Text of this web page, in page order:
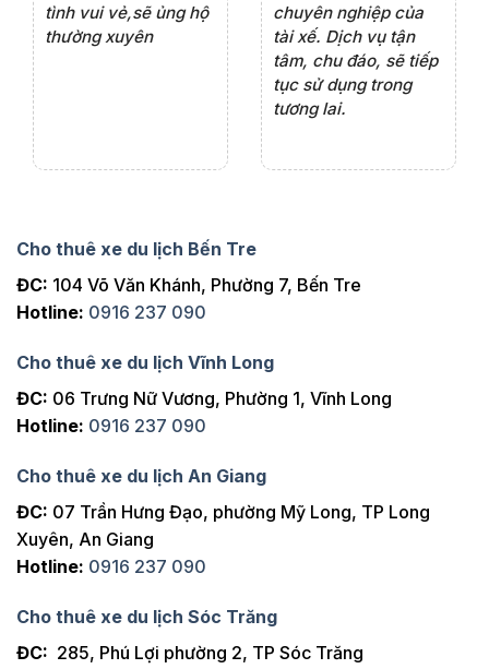
tình vui vẻ,sẽ ủng hộ
thường xuyên
chuyên nghiệp của
tài xế. Dịch vụ tận
tâm, chu đáo, sẽ tiếp
tục sử dụng trong
tương lai.
Cho thuê xe du lịch Bến Tre
ĐC: 104 Võ Văn Khánh, Phường 7, Bến Tre
Hotline: 0916 237 090
Cho thuê xe du lịch Vĩnh Long
ĐC: 06 Trưng Nữ Vương, Phường 1, Vĩnh Long
Hotline: 0916 237 090
Cho thuê xe du lịch An Giang
ĐC: 07 Trần Hưng Đạo, phường Mỹ Long, TP Long
Xuyên, An Giang
Hotline: 0916 237 090
Cho thuê xe du lịch Sóc Trăng
ĐC: 285, Phú Lợi phường 2, TP Sóc Trăng